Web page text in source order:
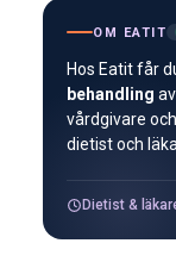
OM EATIT
Hos Eatit får
behandling
vårdgivare
dietist och
Dietist &